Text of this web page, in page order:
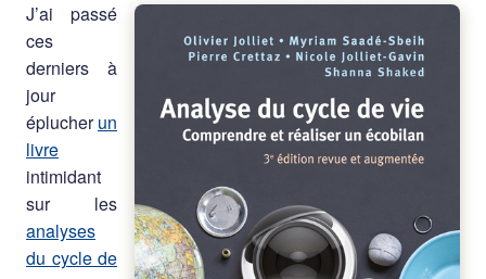
J’ai passé
ces
derniers à
jour
éplucherun
livre
intimidant
sur les
analyses
du cycle de